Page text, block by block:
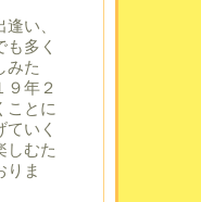
い、
多く
みた
９年２
ことに
いく
しむた
りま